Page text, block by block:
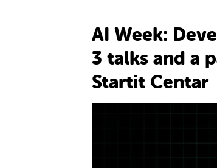
AI Week:
3 talks and a
Startit Centar